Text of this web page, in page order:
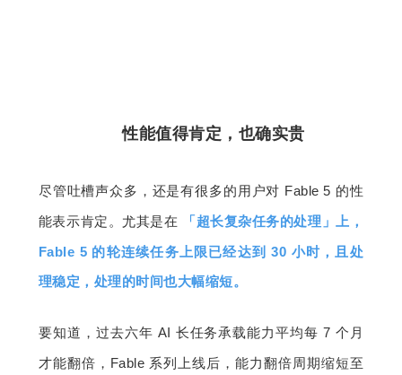
性能值得肯定，也确实贵
尽管吐槽声众多，还是有很多的用户对 Fable 5 的性
能表示肯定。尤其是在
「超长复杂任务的处理」上，
Fable 5 的轮连续任务上限已经达到 30 小时，且处
理稳定，处理的时间也大幅缩短。
要知道，过去六年 AI 长任务承载能力平均每 7 个月
才能翻倍，Fable 系列上线后，能力翻倍周期缩短至